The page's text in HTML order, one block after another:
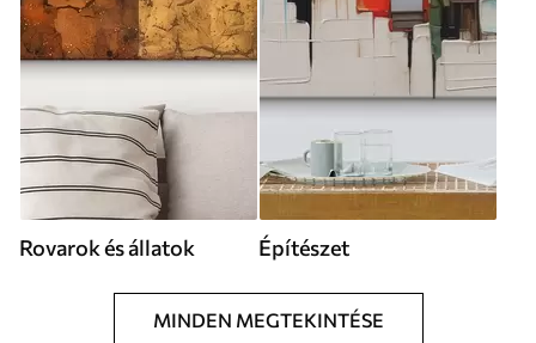
Rovarok és állatok Építészet
MINDEN MEGTEKINTÉSE